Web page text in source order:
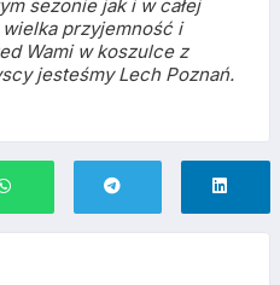
sezonie jak i w całej
wielka przyjemność i
Wami w koszulce z
jesteśmy Lech Poznań.